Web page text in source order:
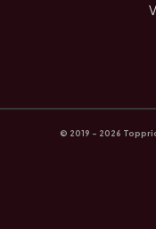
© 2019 - 2026